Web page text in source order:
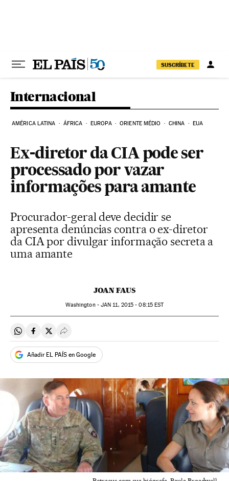
SUSCRÍBETE
Internacional
AMÉRICA LATINA ÁFRICA EUROPA ORIENTE MÉDIO CHINA EUA
Ex-diretor da CIA pode ser
processado por vazar
informações para amante
Procurador-geral deve decidir se
apresenta denúncias contra o ex-diretor
da CIA por divulgar informação secreta a
uma amante
JOAN FAUS
Washington - JAN 11, 2015 - 08:15EST
Compartir en Whatsapp
Compartir en Facebook
Compartir en Twitter
Desplegar Redes Sociales
Añadir EL PAÍS en Google